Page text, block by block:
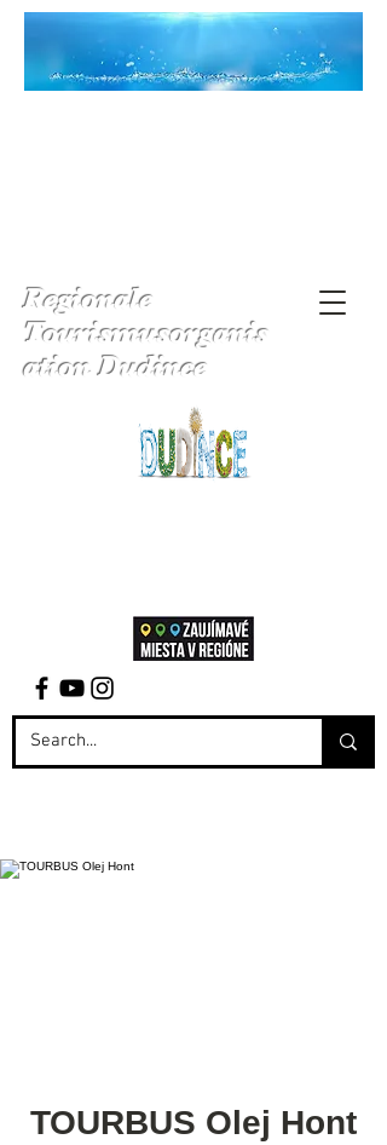
Regionale
Tourismusorganis
ation Dudince
TOURBUS Olej Hont